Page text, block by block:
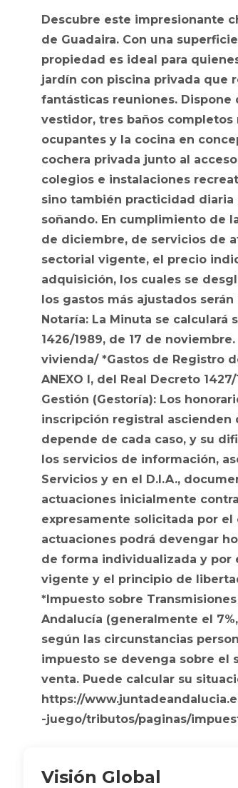
Descubre este impresionante
de Guadaira. Con una
propiedad es ideal para
jardín con piscina privada que
fantásticas reuniones.
vestidor, tres baños
ocupantes y la cocina en
cochera privada junto al
colegios e instalaciones
sino también practicidad diaria
soñando. En cumplimiento de
de diciembre, de servicios de
sectorial vigente, el precio
adquisición, los cuales se
los gastos más ajustados
Notaría: La Minuta se calculará
1426/1989, de 17 de
vivienda/ *Gastos de Registro
ANEXO I, del Real Decreto
Gestión (Gestoría): Los
inscripción registral ascienden
depende de cada caso, y su
los servicios de información,
Servicios y en el D.I.A.,
actuaciones inicialmente
expresamente solicitada por
actuaciones podrá devengar
de forma individualizada y por
vigente y el principio de
*Impuesto sobre
Andalucía (generalmente el
según las circunstancias
impuesto se devenga sobre el
venta. Puede calcular su
https://
-juego/tributos/paginas/
Visión Global